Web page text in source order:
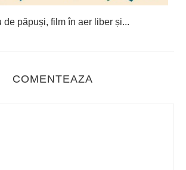
de păpuși, film în aer liber și...
COMENTEAZA